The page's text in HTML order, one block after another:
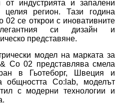
индустрията и запалени
регион. Тази година
се открои с иновативните
си дизайн и
представяне.
модел на марката за
Co 02 представлява смела
в Гьотеборг, Швеция и
общността Co:lab, моделът
с модерни технологии и